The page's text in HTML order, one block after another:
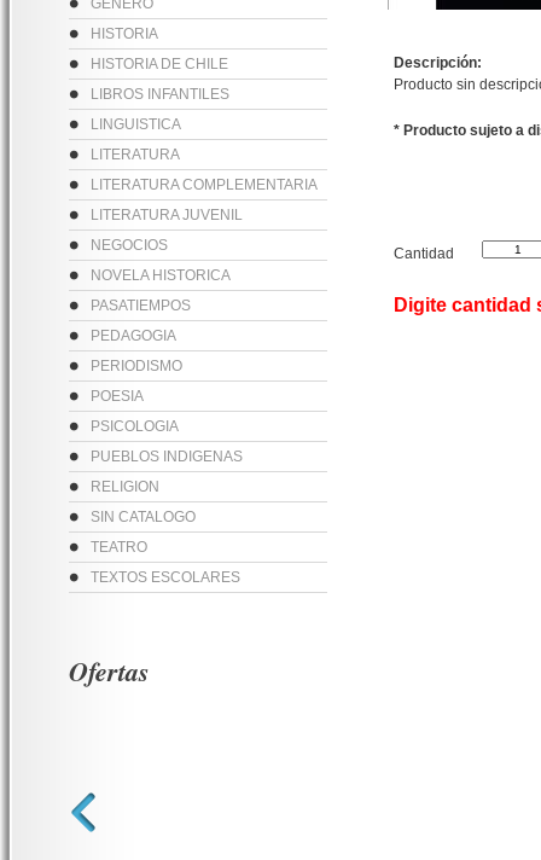
GENERO
HISTORIA
HISTORIA DE CHILE
LIBROS INFANTILES
LINGUISTICA
LITERATURA
LITERATURA COMPLEMENTARIA
LITERATURA JUVENIL
NEGOCIOS
NOVELA HISTORICA
PASATIEMPOS
PEDAGOGIA
PERIODISMO
POESIA
PSICOLOGIA
PUEBLOS INDIGENAS
RELIGION
SIN CATALOGO
TEATRO
TEXTOS ESCOLARES
Descripción:
Producto sin
* Producto sujeto a
Cantidad
Digite
Ofertas